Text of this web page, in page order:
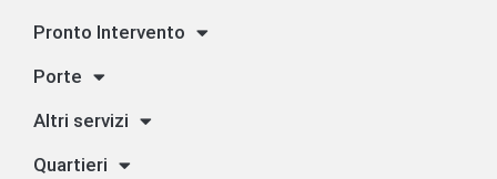
Pronto Intervento
Porte
Altri servizi
Quartieri